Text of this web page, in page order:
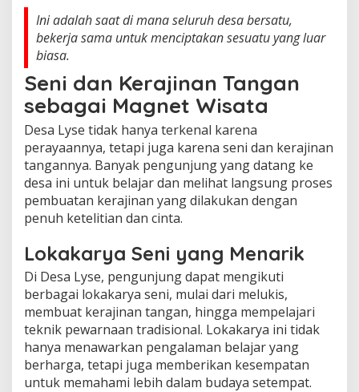
Ini adalah saat di mana seluruh desa bersatu,
bekerja sama untuk menciptakan sesuatu yang luar
biasa.
Seni dan Kerajinan Tangan
sebagai Magnet Wisata
Desa Lyse tidak hanya terkenal karena
perayaannya, tetapi juga karena seni dan kerajinan
tangannya. Banyak pengunjung yang datang ke
desa ini untuk belajar dan melihat langsung proses
pembuatan kerajinan yang dilakukan dengan
penuh ketelitian dan cinta.
Lokakarya Seni yang Menarik
Di Desa Lyse, pengunjung dapat mengikuti
berbagai lokakarya seni, mulai dari melukis,
membuat kerajinan tangan, hingga mempelajari
teknik pewarnaan tradisional. Lokakarya ini tidak
hanya menawarkan pengalaman belajar yang
berharga, tetapi juga memberikan kesempatan
untuk memahami lebih dalam budaya setempat.